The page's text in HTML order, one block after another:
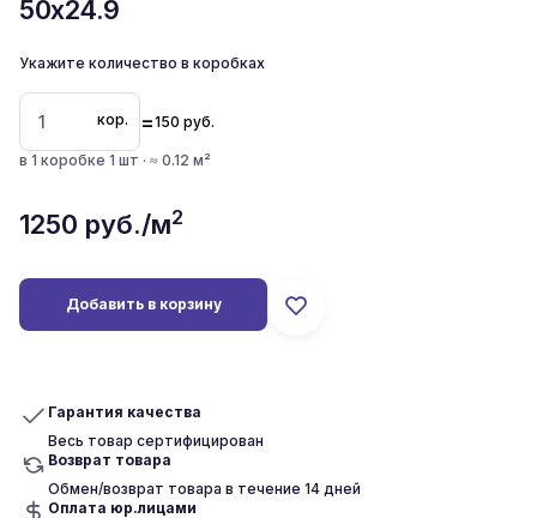
50x24.9
Укажите количество в коробках
кор. =150 руб.
в 1 коробке 1 шт · ≈ 0.12 м²
1250 руб./м2
Добавить в корзину
Гарантия качества
Весь товар сертифицирован
Возврат товара
Обмен/возврат товара в течение 14 дней
Оплата юр.лицами